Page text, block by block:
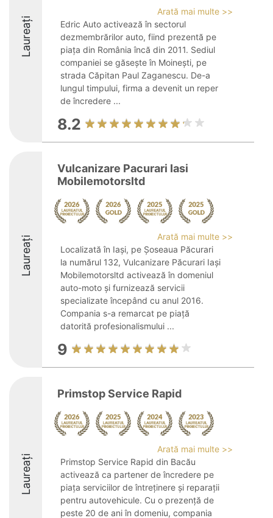
Laureați
Arată mai multe >>
Edric Auto activează în sectorul
dezmembrărilor auto, fiind prezentă pe
piața din România încă din 2011. Sediul
companiei se găsește în Moinești, pe
strada Căpitan Paul Zaganescu. De-a
lungul timpului, firma a devenit un reper
de încredere ...
8.2
Laureați
Vulcanizare Pacurari Iasi
Mobilemotorsltd
Arată mai multe >>
Localizată în Iași, pe Șoseaua Păcurari
la numărul 132, Vulcanizare Păcurari Iași
Mobilemotorsltd activează în domeniul
auto-moto și furnizează servicii
specializate începând cu anul 2016.
Compania s-a remarcat pe piață
datorită profesionalismului ...
9
Laureați
Primstop Service Rapid
Arată mai multe >>
Primstop Service Rapid din Bacău
activează ca partener de încredere pe
piața serviciilor de întreținere și reparații
pentru autovehicule. Cu o prezență de
peste 20 de ani în domeniu, compania